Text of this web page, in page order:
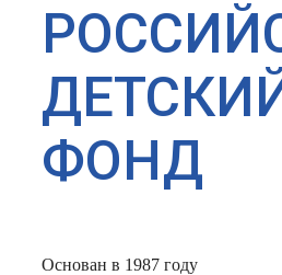
ФОНД
Основан в 1987 году